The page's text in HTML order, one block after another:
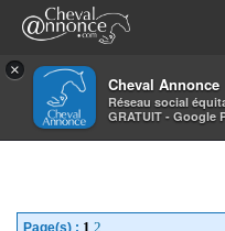
×
Cheval Annonce
Réseau social
GRATUIT - Google
>Discussions générales
JOURNAL D'UNE
Page(s) : 1 2